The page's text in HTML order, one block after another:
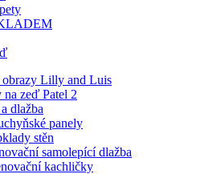
obrazy Lilly and Luis
na zeď Patel 2
dlažba
panely
stěn
samolepící dlažba
kachličky